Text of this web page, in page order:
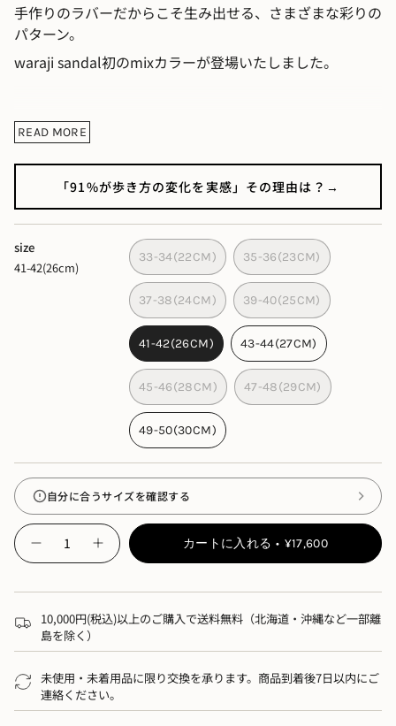
⼿作りのラバーだからこそ⽣み出せる、さまざまな彩りの
パターン。
waraji sandal初のmixカラーが登場いたしました。
履いた瞬間、足裏をふわっと包み込む心地よさ。
歩くほどに、足と一体になるようなホールド感が生まれま
す。
その発想の原点は、日本の“草履（わらじ）”。
鼻緒でしっかり支え、足指を自然に動かし、地面を足裏全
体でとらえる。
そんな日本人本来の歩き方を、自然と取り戻せます。
足裏にぴったり密着する「マシュマロラバー」の、他には
好みに合わせて履き方を変えられる、2wayデザインも人
※商品によって柄は異なります。
・対応サイズ：22〜30cm
・ハーフサイズの方はワンサイズ上をおすすめします
例：26.5cm → 43-44（27cm相当）
【素材】
・フットベッド／底材：特殊配合ゴム
【生産国】
・日本（Made in Japan）
【ご使用にあたって】
「waraji sandal」のフットベッドに使用している「マシ
READ MORE
「91%が歩き方の変化を実感」その理由は？→
size
41-42(26cm)
33-34(22CM) 35-36(23CM)
37-38(24CM) 39-40(25CM)
41-42(26CM) 43-44(27CM)
45-46(28CM) 47-48(29CM)
49-50(30CM)
自分に合うサイズを確認する
{"in_cart_html"=>"",
"decrease"=>"",
"minimum_of"=>"",
"maximum_of"=>""}
buntA
eden">
カートに入れる ¥17,600
10,000円(税込)以上のご購入で送料無料（北海道・沖縄など一部離
島を除く）
未使用・未着用品に限り交換を承ります。商品到着後7日以内にご
連絡ください。